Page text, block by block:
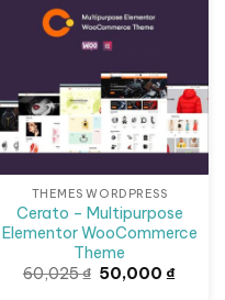
THEMES WORDPRESS
Cerato – Multipurpose
Elementor WooCommerce
Theme
60,025₫ Giá
gốc
50,000₫Giá